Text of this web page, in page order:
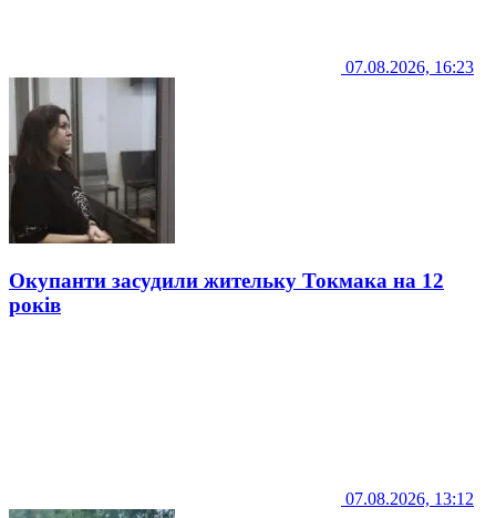
07.08.2026, 16:23
Окупанти засудили жительку Токмака на 12
років
07.08.2026, 13:12